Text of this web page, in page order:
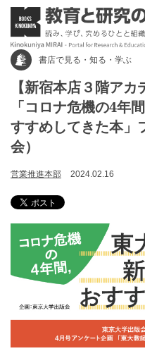
書店で見る・知る・学ぶ
【新宿本店３階アカ
「コロナ危機の4年
すすめしてきた本」
会）
営業推進本部 2024.02.16